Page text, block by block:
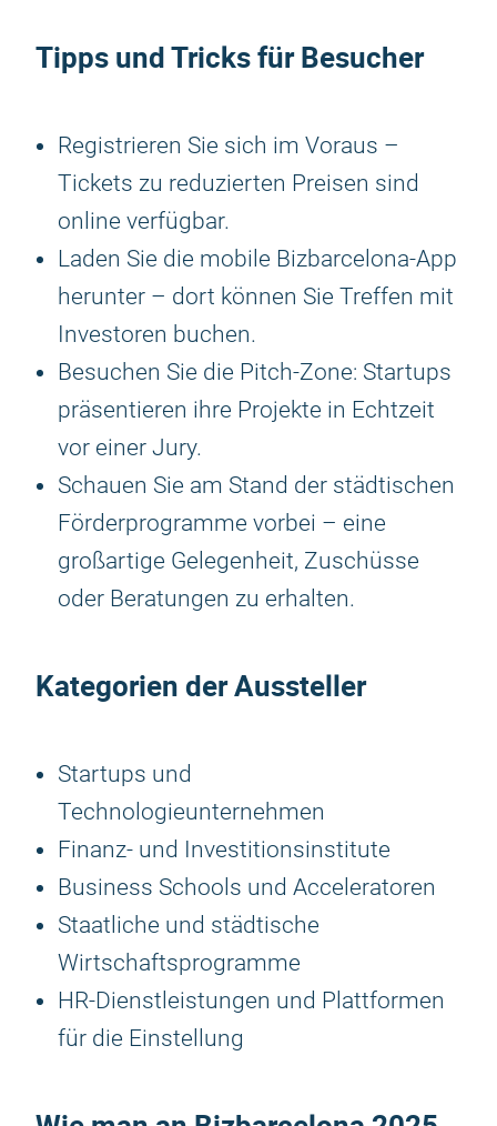
Tipps und Tricks für Besucher
Registrieren Sie sich im Voraus –
Tickets zu reduzierten Preisen sind
online verfügbar.
Laden Sie die mobile Bizbarcelona-App
herunter – dort können Sie Treffen mit
Investoren buchen.
Besuchen Sie die Pitch-Zone: Startups
präsentieren ihre Projekte in Echtzeit
vor einer Jury.
Schauen Sie am Stand der städtischen
Förderprogramme vorbei – eine
großartige Gelegenheit, Zuschüsse
oder Beratungen zu erhalten.
Kategorien der Aussteller
Startups und
Technologieunternehmen
Finanz- und Investitionsinstitute
Business Schools und Acceleratoren
Staatliche und städtische
Wirtschaftsprogramme
HR-Dienstleistungen und Plattformen
für die Einstellung